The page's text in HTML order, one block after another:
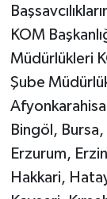
KOM
Müdürlükleri
Şube
Bingöl,
Erzurum,
Hakkari,